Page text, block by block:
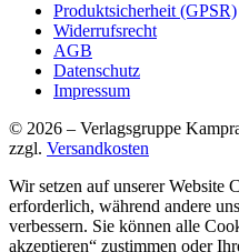
Produktsicherheit (GPSR)
Widerrufsrecht
AGB
Datenschutz
Impressum
© 2026 – Verlagsgruppe
zzgl. Versandkosten
Wir setzen auf unserer Website
erforderlich, während andere
verbessern. Sie können alle
akzeptieren“ zustimmen oder